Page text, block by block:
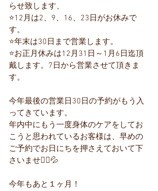
らせ致します、
⭐️12月は2、9、16、23日がお休みで
す。
⭐️年末は30日まで営業します。
⭐️お正月休みは12月31日～1月6日迄頂
戴します。7日から営業させて頂きま
す。
今年最後の営業日30日の予約がもう入
ってきています。
年内中にもう一度身体のケアをしてお
こうと思われているお客様は、早めの
ご予約でお日にちを押さえておいて下
さいませ🙇‍♀️💦
今年もあと１ヶ月！